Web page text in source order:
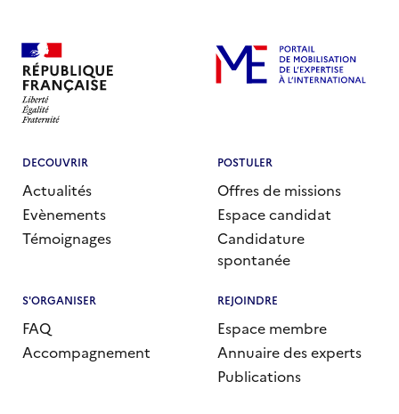
DECOUVRIR
Actualités
Evènements
Témoignages
POSTULER
Offres de missions
Espace candidat
Candidature
spontanée
S'ORGANISER
FAQ
Accompagnement
REJOINDRE
Espace membre
Annuaire des experts
Publications